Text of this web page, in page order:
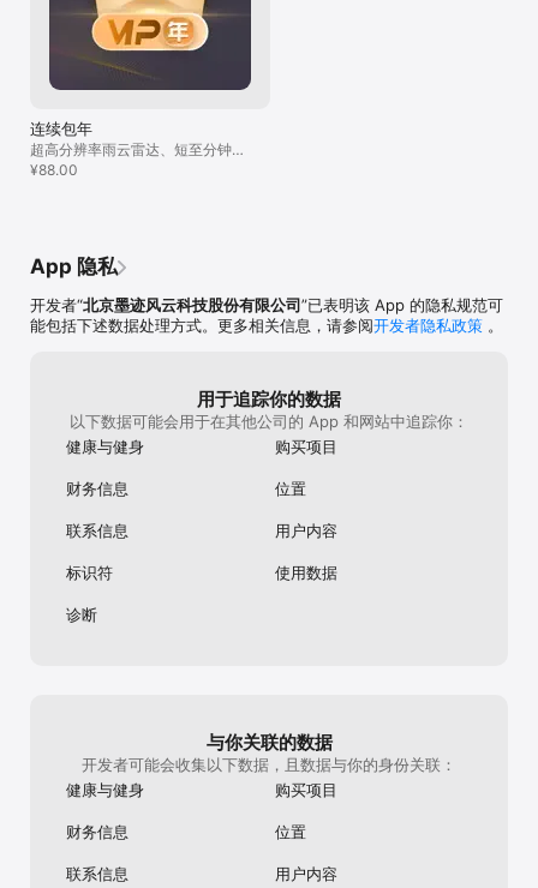
连续包年
超高分辨率雨云雷达、短至分钟准
至街道的降水动态预报、超长40天
¥88.00
App 隐私
开发者“北京墨迹风云科技股份有限公司”已表明该 App 的隐私规范可
能包括下述数据处理方式。更多相关信息，请参阅开发者隐私政策 。
用于追踪你的数据
以下数据可能会用于在其他公司的 App 和网站中追踪你：
健康与健身
购买项目
财务信息 位置
联系信息 用户内容
标识符 使用数据
诊断
与你关联的数据
开发者可能会收集以下数据，且数据与你的身份关联：
健康与健身
购买项目
财务信息 位置
联系信息 用户内容